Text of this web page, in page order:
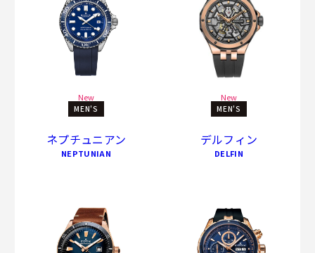
New
MEN'S
ネプチュニアン
NEPTUNIAN
New
MEN'S
デルフィン
DELFIN